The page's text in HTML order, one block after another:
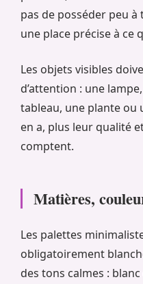
pas de posséder peu
une place précise à ce
Les objets visibles
d’attention : une
tableau, une plante ou
en a, plus leur qualité
comptent.
Matières,
Les palettes
obligatoirement
des tons calmes :